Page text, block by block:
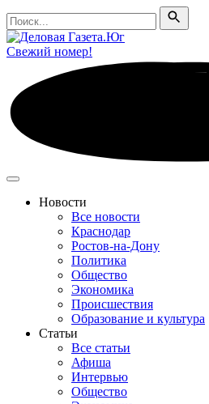
Поиск
Поиск
Свежий номер!
Новости
Все новости
Краснодар
Ростов-на-Дону
Политика
Общество
Экономика
Происшествия
Образование и культура
Статьи
Все статьи
Афиша
Интервью
Общество